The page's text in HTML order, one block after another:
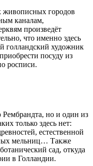
живописных городов
каналам,
произведёт
что именно здесь
голландский художник
посуду из
росписи.
Рембрандта, но и один из
только здесь нет:
естественной
мельниц… Также
сад, откуда
в Голландии.